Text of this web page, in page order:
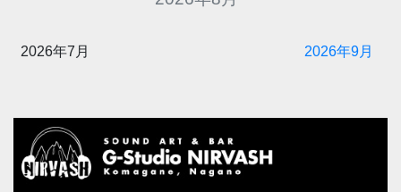
2026年7月 2026年9月